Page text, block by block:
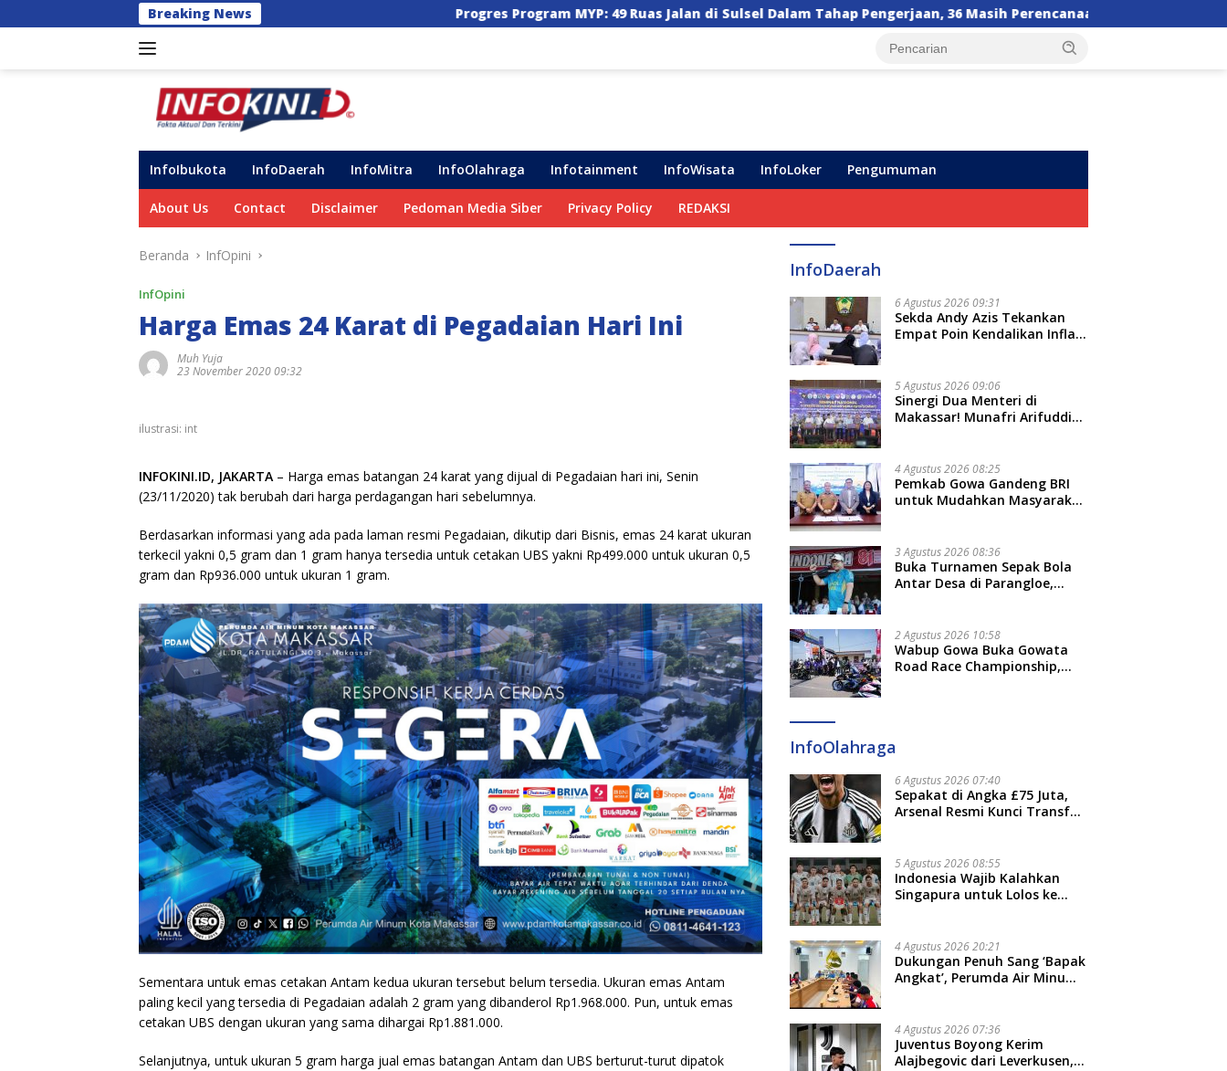
ke
Breaking News Progres Program MYP: 49 Ruas Jalan di Sulsel Dalam Tahap Pengerjaan, 36 Masih Perencanaan Orang Tua Sesalkan Kebijakan
InfoIbukota InfoDaerah InfoMitra InfoOlahraga Infotainment InfoWisata InfoLoker Pengumuman
About Us Contact Disclaimer Pedoman Media Siber Privacy Policy REDAKSI
Beranda InfOpini
InfOpini
Harga Emas 24 Karat di Pegadaian Hari Ini
Muh Yuja
23 November 2020 09:32
ilustrasi: int
INFOKINI.ID, JAKARTA – Harga emas batangan 24 karat yang dijual di Pegadaian hari ini, Senin
(23/11/2020) tak berubah dari harga perdagangan hari sebelumnya.
Berdasarkan informasi yang ada pada laman resmi Pegadaian, dikutip dari Bisnis, emas 24 karat ukuran
terkecil yakni 0,5 gram dan 1 gram hanya tersedia untuk cetakan UBS yakni Rp499.000 untuk ukuran 0,5
gram dan Rp936.000 untuk ukuran 1 gram.
Sementara untuk emas cetakan Antam kedua ukuran tersebut belum tersedia. Ukuran emas Antam
paling kecil yang tersedia di Pegadaian adalah 2 gram yang dibanderol Rp1.968.000. Pun, untuk emas
cetakan UBS dengan ukuran yang sama dihargai Rp1.881.000.
Selanjutnya, untuk ukuran 5 gram harga jual emas batangan Antam dan UBS berturut-turut dipatok
InfoDaerah
6 Agustus 2026 09:31
Sekda Andy Azis Tekankan
Empat Poin Kendalikan Inflasi
5 Agustus 2026 09:06
Sinergi Dua Menteri di
Makassar! Munafri Arifuddin
Baru
4 Agustus 2026 08:25
Pemkab Gowa Gandeng BRI
untuk Mudahkan Masyarakat
3 Agustus 2026 08:36
Buka Turnamen Sepak Bola
Antar Desa di Parangloe,
2 Agustus 2026 10:58
Wabup Gowa Buka Gowata
Road Race Championship,
InfoOlahraga
6 Agustus 2026 07:40
Sepakat di Angka £75 Juta,
Arsenal Resmi Kunci Transfer
5 Agustus 2026 08:55
Indonesia Wajib Kalahkan
Singapura untuk Lolos ke
4 Agustus 2026 20:21
Dukungan Penuh Sang ‘Bapak
Angkat’, Perumda Air Minum
4 Agustus 2026 07:36
Juventus Boyong Kerim
Alajbegovic dari Leverkusen,